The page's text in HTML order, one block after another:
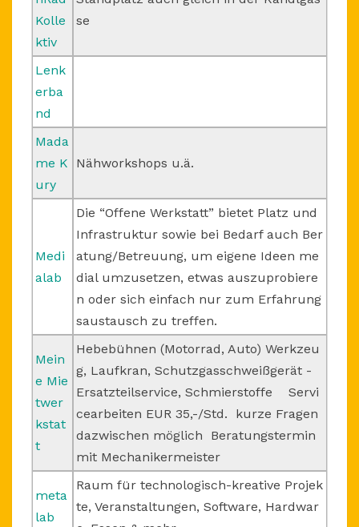
Kolle
ktiv
se
Lenk
erba
nd
Mada
me K
ury
Nähworkshops u.ä.
Medi
alab
Die “Offene Werkstatt” bietet Platz und
Infrastruktur sowie bei Bedarf auch Ber
atung/Betreuung, um eigene Ideen me
dial umzusetzen, etwas auszuprobiere
n oder sich einfach nur zum Erfahrung
saustausch zu treffen.
Mein
e Mie
twer
kstat
t
Hebebühnen (Motorrad, Auto) Werkzeu
g, Laufkran, Schutzgasschweißgerät -
Ersatzteilservice, Schmierstoffe Servi
cearbeiten EUR 35,-/Std. kurze Fragen
dazwischen möglich Beratungstermin
mit Mechanikermeister
meta
lab
Raum für technologisch-kreative Projek
te, Veranstaltungen, Software, Hardwar